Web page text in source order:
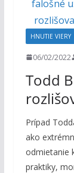
HNUTIE VIERY
06/02/2022
Todd
Prípad
ako
odmietanie
praktiky,